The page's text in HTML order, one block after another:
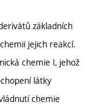
základních
jejich reakcí.
chemie I, jehož
látky
chemie